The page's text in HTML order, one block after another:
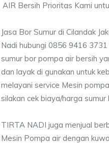
AIR Bersih Prioritas Kami
Jasa Bor Sumur di Cilandak
Nadi hubungi 0856 9416
sumur bor pompa air bersih
dan layak di gunakan untuk
melayani service Mesin
silakan cek biaya/harga sumur
TIRTA NADI juga menjual
Mesin Pompa air dengan